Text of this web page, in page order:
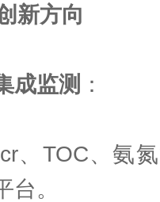
新方向
成监测 ：
TOC、氨氮
。